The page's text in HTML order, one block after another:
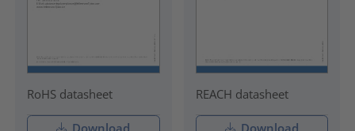
RoHS datasheet
Download
REACH datasheet
Download